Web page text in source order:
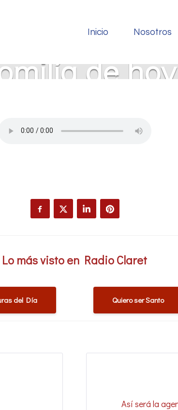
Inicio Nosotros
de hoy
Lo más visto en Radio Claret
del Día Quiero ser Santo
Así será la